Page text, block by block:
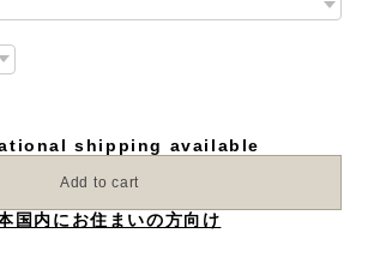
shipping available
Add to cart
国内にお住まいの方向け